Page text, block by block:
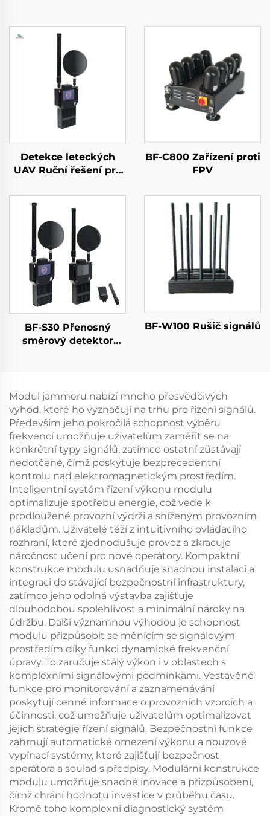
Detekce leteckých
UAV Ruční řešení pro
proti dronům
Přenosný detektor
signálu s dlouhým
dosahem pro FPV
BF-C800 Zařízení proti
FPV
BF-S30 Přenosný
směrový detektor
BF-W100 Rušič signálů
Modul jammeru nabízí mnoho přesvědčivých
výhod, které ho vyznačují na trhu pro řízení signálů.
Především jeho pokročilá schopnost výběru
frekvencí umožňuje uživatelům zaměřit se na
konkrétní typy signálů, zatímco ostatní zůstávají
nedotčené, čímž poskytuje bezprecedentní
kontrolu nad elektromagnetickým prostředím.
Inteligentní systém řízení výkonu modulu
optimalizuje spotřebu energie, což vede k
prodloužené provozní výdrži a sníženým provozním
nákladům. Uživatelé těží z intuitivního ovládacího
rozhraní, které zjednodušuje provoz a zkracuje
náročnost učení pro nové operátory. Kompaktní
konstrukce modulu usnadňuje snadnou instalaci a
integraci do stávající bezpečnostní infrastruktury,
zatímco jeho odolná výstavba zajišťuje
dlouhodobou spolehlivost a minimální nároky na
údržbu. Další významnou výhodou je schopnost
modulu přizpůsobit se měnícím se signálovým
prostředím díky funkci dynamické frekvenční
úpravy. To zaručuje stálý výkon i v oblastech s
komplexními signálovými podmínkami. Vestavěné
funkce pro monitorování a zaznamenávání
poskytují cenné informace o provozních vzorcích a
účinnosti, což umožňuje uživatelům optimalizovat
jejich strategie řízení signálů. Bezpečnostní funkce
zahrnují automatické omezení výkonu a nouzové
vypínací systémy, které zajišťují bezpečnost
operátora a soulad s předpisy. Modulární konstrukce
modulu umožňuje snadné inovace a přizpůsobení,
čímž chrání hodnotu investice v průběhu času.
Kromě toho komplexní diagnostický systém